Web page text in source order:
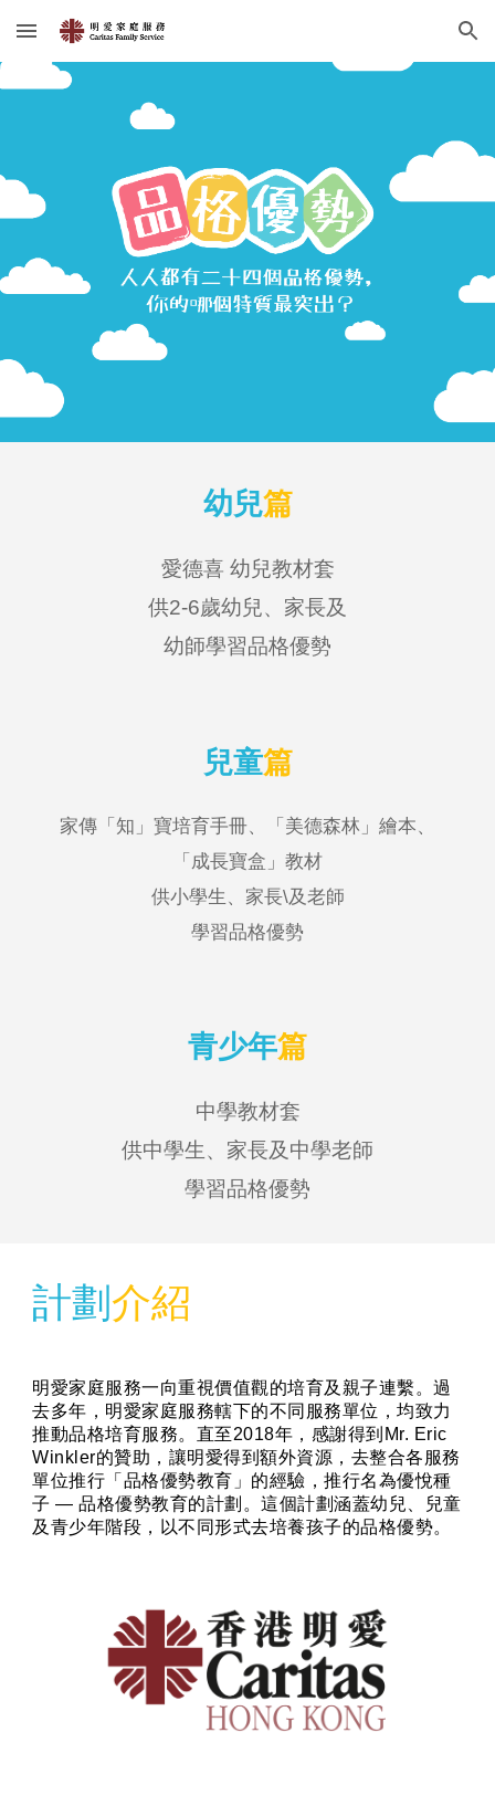
Skip to main content Skip to navigation
幼兒篇
愛德喜 幼兒教材套
供2-6歲幼兒、家長及
幼師學習品格優勢
兒童篇
家傳「知」寶培育手冊、「 美德森林 」 繪本、
「成長寶盒」教材
供小學生 、 家長\及老師
學習品格優勢
青少年篇
中學教材套
供中學生、家長及中學老師
學習品格優勢
計劃 介紹
明愛家庭服務一向重視價值觀的培育及親子連繫。過
去多年，明愛家庭服務轄下的不同服務單位，均致力
推動品格培育服務。直至2018年，感謝得到Mr. Eric
Winkler的贊助，讓明愛得到額外資源，去整合各服務
單位推行「品格優勢教育」的經驗，推行名為優悅種
子 — 品格優勢教育的計劃。這個計劃涵蓋幼兒、兒童
及青少年階段，以不同形式去培養孩子的品格優勢。